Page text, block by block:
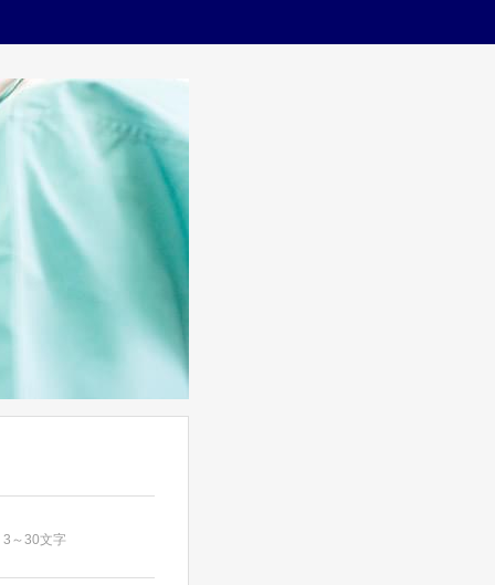
～30文字